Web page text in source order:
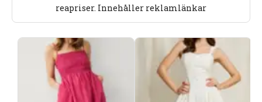
reapriser. Innehåller reklamlänkar